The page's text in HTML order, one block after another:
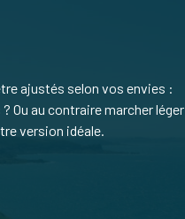
ajustés selon vos envies :
Ou au contraire marcher léger
version idéale.